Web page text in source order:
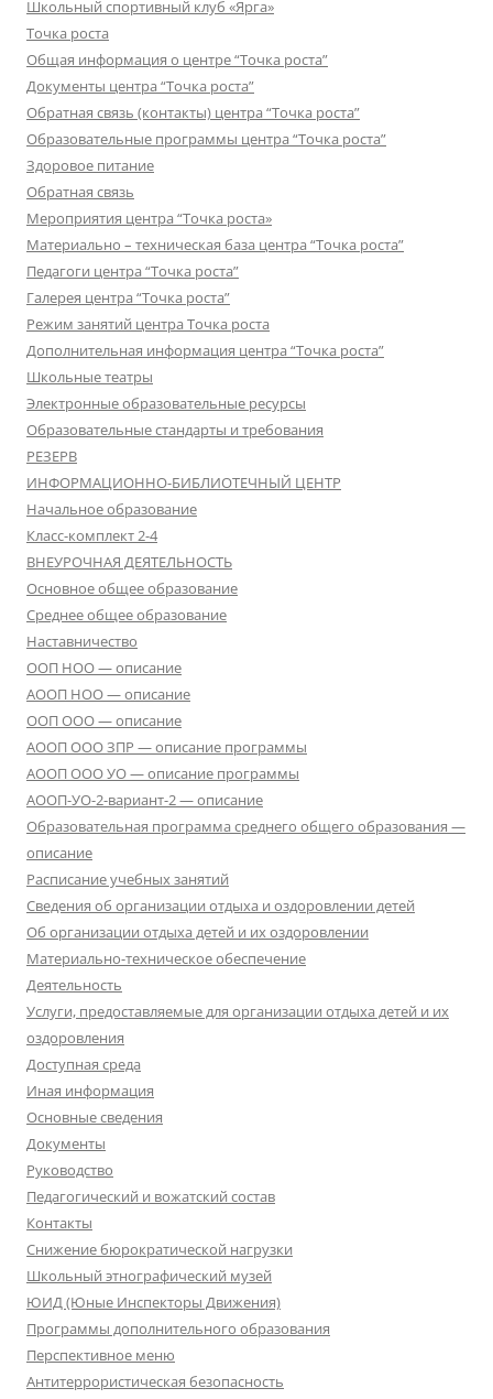
Школьный спортивный клуб «Ярга»
Точка роста
Общая информация о центре “Точка роста”
Документы центра “Точка роста”
Обратная связь (контакты) центра “Точка роста”
Образовательные программы центра “Точка роста”
Здоровое питание
Обратная связь
Мероприятия центра “Точка роста»
Материально – техническая база центра “Точка роста”
Педагоги центра “Точка роста”
Галерея центра “Точка роста”
Режим занятий центра Точка роста
Дополнительная информация центра “Точка роста”
Школьные театры
Электронные образовательные ресурсы
Образовательные стандарты и требования
РЕЗЕРВ
ИНФОРМАЦИОННО-БИБЛИОТЕЧНЫЙ ЦЕНТР
Начальное образование
Класс-комплект 2-4
ВНЕУРОЧНАЯ ДЕЯТЕЛЬНОСТЬ
Основное общее образование
Среднее общее образование
Наставничество
ООП НОО — описание
АООП НОО — описание
ООП ООО — описание
АООП ООО ЗПР — описание программы
АООП ООО УО — описание программы
АООП-УО-2-вариант-2 — описание
Образовательная программа среднего общего образования —
описание
Расписание учебных занятий
Сведения об организации отдыха и оздоровлении детей
Об организации отдыха детей и их оздоровлении
Материально-техническое обеспечение
Деятельность
Услуги, предоставляемые для организации отдыха детей и их
оздоровления
Доступная среда
Иная информация
Основные сведения
Документы
Руководство
Педагогический и вожатский состав
Контакты
Снижение бюрократической нагрузки
Школьный этнографический музей
ЮИД (Юные Инспекторы Движения)
Программы дополнительного образования
Перспективное меню
Антитеррористическая безопасность